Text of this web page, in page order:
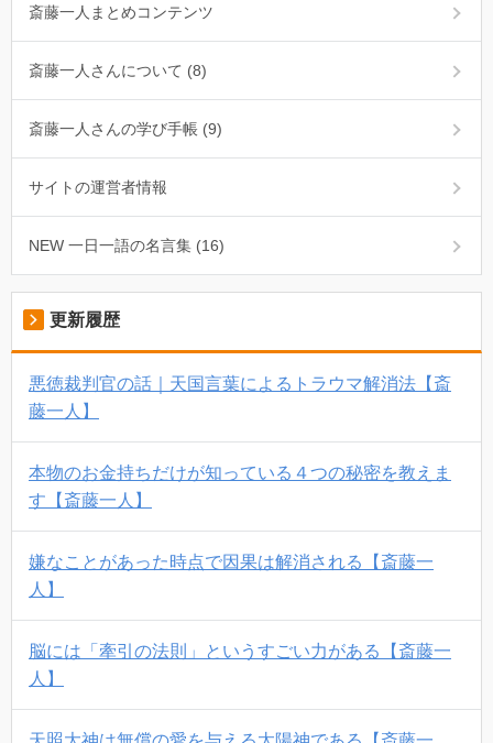
斎藤一人まとめコンテンツ
斎藤一人さんについて (8)
斎藤一人さんの学び手帳 (9)
サイトの運営者情報
NEW 一日一語の名言集 (16)
更新履歴
悪徳裁判官の話｜天国言葉によるトラウマ解消法【斎
藤一人】
本物のお金持ちだけが知っている４つの秘密を教えま
す【斎藤一人】
嫌なことがあった時点で因果は解消される【斎藤一
人】
脳には「牽引の法則」というすごい力がある【斎藤一
人】